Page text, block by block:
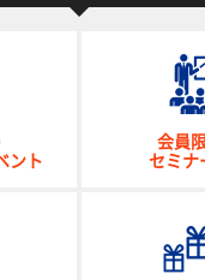
ント
会員
セミナ